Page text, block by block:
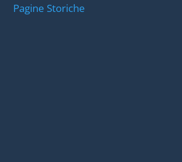
Pagine Storiche